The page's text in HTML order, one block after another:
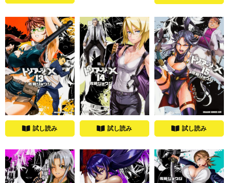
試し読み 試し読み 試し読み